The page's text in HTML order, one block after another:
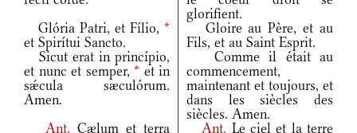
glorifient.
Glória Patri, et Fílio, *
et Spirítui Sancto.
Gloire au Père, et au
Fils, et au Saint Esprit.
Sicut erat in princípio,
et nunc et semper, * et in
sǽcula sæculórum.
Amen.
Comme il était au
commencement,
maintenant et toujours, et
dans les siècles des
siècles. Amen.
Ant. Cælum et terra
Ant. Le ciel et la terre